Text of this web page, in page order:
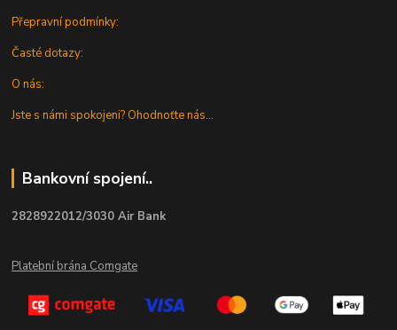
Přepravní podmínky:
Časté dotazy:
O nás:
Jste s námi spokojeni? Ohodnoťte nás...
Bankovní spojení..
2828922012/3030 Air Bank
Platební brána Comgate